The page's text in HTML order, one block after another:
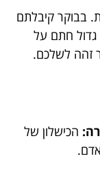
בבוקר קיבלתם
גדול חתם על
זהה לשלכם.
הכישלון של